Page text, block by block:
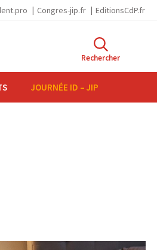
Congres-jip.fr EditionsCdP.fr
Rechercher
JOURNÉE ID – JIP